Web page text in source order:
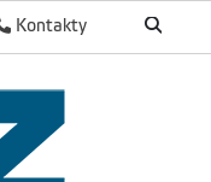
Kontakty